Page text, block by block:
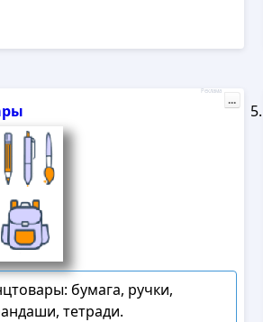
бумага, ручки,
тетради.
Реклама
...